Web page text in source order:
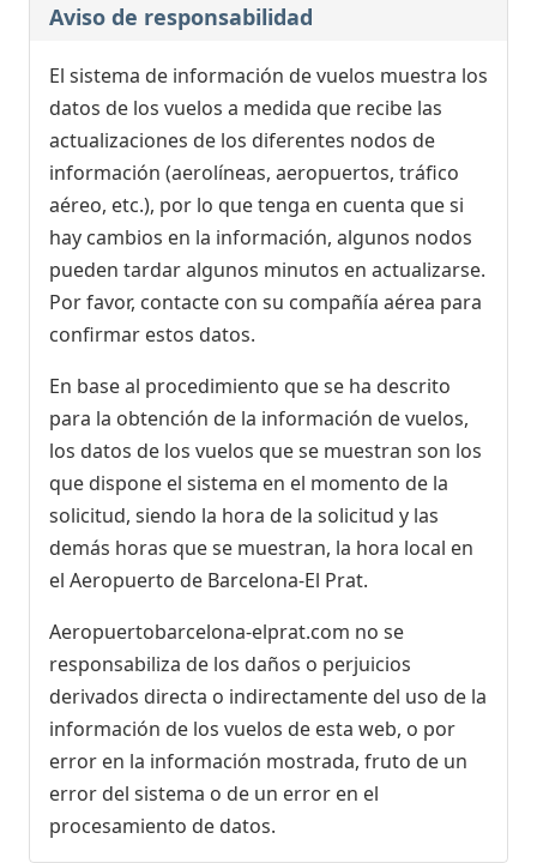
Aviso de responsabilidad
El sistema de información de vuelos muestra los
datos de los vuelos a medida que recibe las
actualizaciones de los diferentes nodos de
información (aerolíneas, aeropuertos, tráfico
aéreo, etc.), por lo que tenga en cuenta que si
hay cambios en la información, algunos nodos
pueden tardar algunos minutos en actualizarse.
Por favor, contacte con su compañía aérea para
confirmar estos datos.
En base al procedimiento que se ha descrito
para la obtención de la información de vuelos,
los datos de los vuelos que se muestran son los
que dispone el sistema en el momento de la
solicitud, siendo la hora de la solicitud y las
demás horas que se muestran, la hora local en
el Aeropuerto de Barcelona-El Prat.
Aeropuertobarcelona-elprat.com no se
responsabiliza de los daños o perjuicios
derivados directa o indirectamente del uso de la
información de los vuelos de esta web, o por
error en la información mostrada, fruto de un
error del sistema o de un error en el
procesamiento de datos.